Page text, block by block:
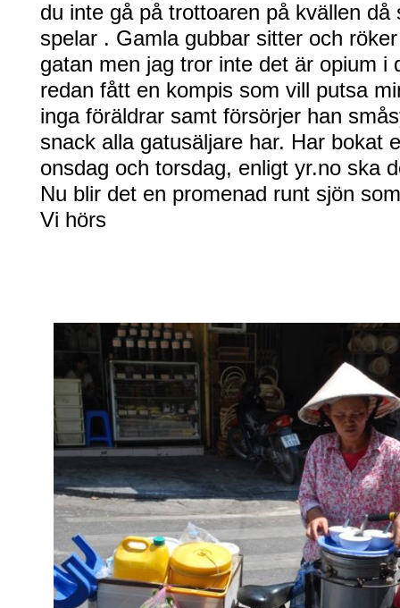
du inte gå på trottoaren på kvällen
spelar . Gamla gubbar sitter och
gatan men jag tror inte det är opium i
redan fått en kompis som vill putsa
inga föräldrar samt försörjer han
snack alla gatusäljare har. Har bokat
onsdag och torsdag, enligt yr.no ska
Nu blir det en promenad runt sjön
Vi hörs